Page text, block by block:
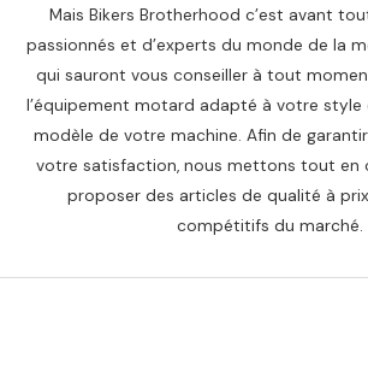
Mais Bikers Brotherhood c’est avant
passionnés et d’experts du monde de la
qui sauront vous conseiller à tout
l’équipement motard adapté à votre
modèle de votre machine. Afin de
votre satisfaction, nous mettons tout en
proposer des articles de qualité à
compétitifs du marché.